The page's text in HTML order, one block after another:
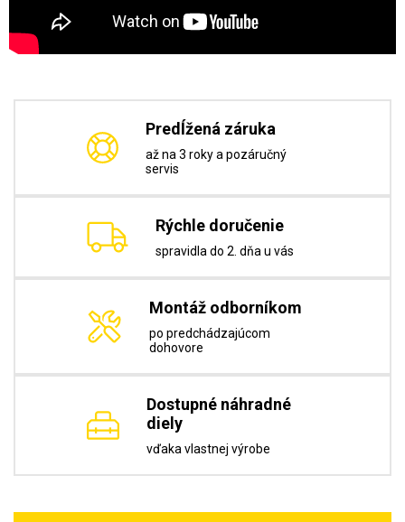
Predĺžená záruka
až na 3 roky a pozáručný
servis
Rýchle doručenie
spravidla do 2. dňa u vás
Montáž odborníkom
po predchádzajúcom
dohovore
Dostupné náhradné
diely
vďaka vlastnej výrobe